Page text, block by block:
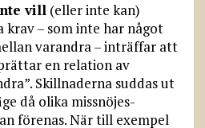
vill(eller inte kan)
krav – som inte har något
varandra – inträffar att
en relation av
Skillnaderna suddas ut
då olika missnöjes­
förenas. När till exempel